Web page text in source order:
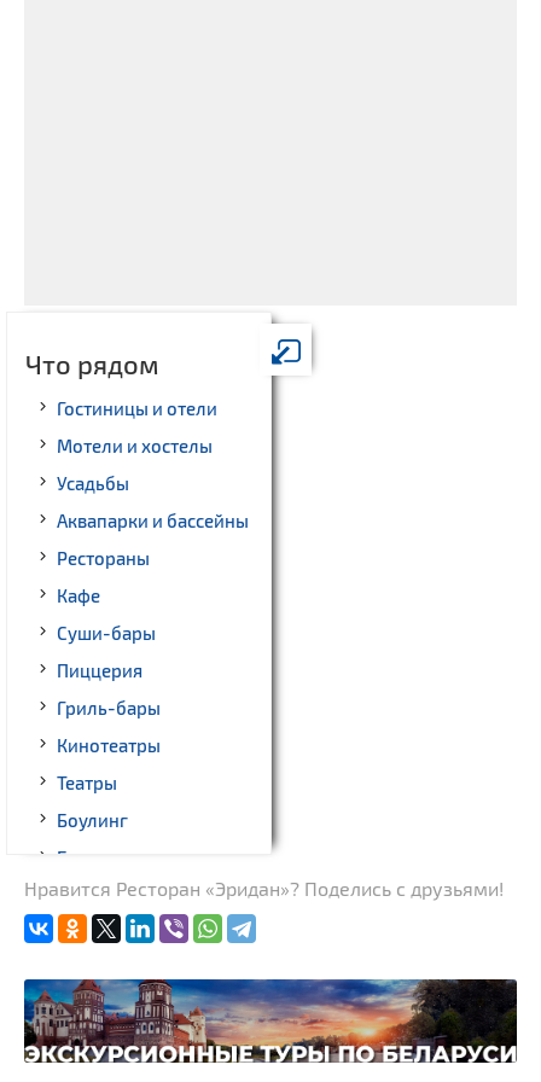
Что рядом
Гостиницы и отели
Мотели и хостелы
Усадьбы
Аквапарки и бассейны
Рестораны
Кафе
Суши-бары
Пиццерия
Гриль-бары
Кинотеатры
Театры
Боулинг
Бильярд
Казино
Торговые центры,
Прокат авто
Fast-food
Гражданская
Нравится Ресторан «Эридан»? Поделись с друзьями!